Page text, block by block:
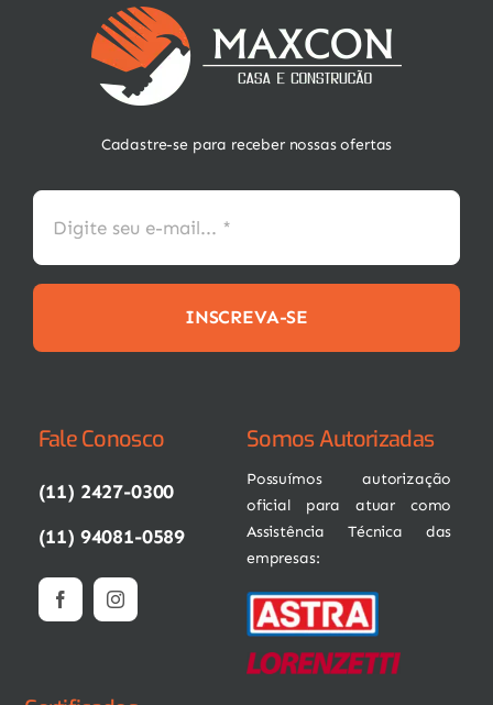
Cadastre-se para receber nossas ofertas
INSCREVA-SE
Fale Conosco
(11) 2427-0300
(11) 94081-0589
Somos Autorizadas
Possuímos autorização
oficial para atuar como
Assistência Técnica das
empresas: